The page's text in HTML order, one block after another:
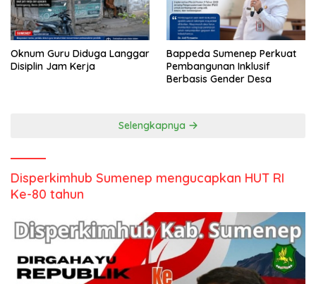
Oknum Guru Diduga Langgar
Disiplin Jam Kerja
Bappeda Sumenep Perkuat
Pembangunan Inklusif
Berbasis Gender Desa
Selengkapnya
Disperkimhub Sumenep mengucapkan HUT RI
Ke-80 tahun